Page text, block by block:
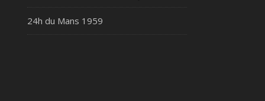
24h du Mans 1959